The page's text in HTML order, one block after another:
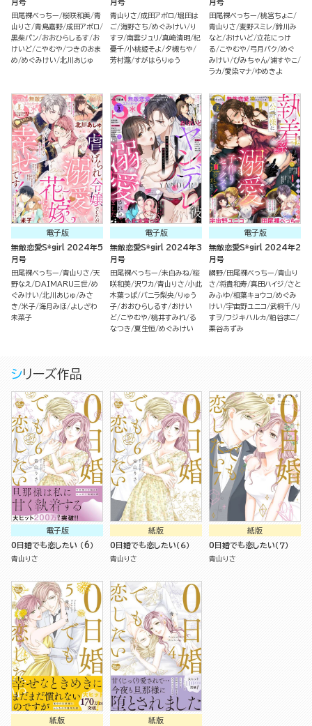
月号
田尾裸べっちー 桜咲和美 青
山りさ 青島嘉野 成田アポロ
黒柴パン おおひらしるす
お
けいど こやむや つきのおま
め めぐみけい 北川あじゅ
月号
青山りさ 成田アポロ 堀田は
ご 海野さち めぐみけい
り
すヲ 南雲ジュリ 真崎清明 杞
憂千 小桃姫そよ
夕槻ちや
芳村瀧 すがはらりゅう
月号
田尾裸べっちー 桃宮ちょこ
青山りさ 麦野スミレ 鈴川み
なと
おけいど 立花にっけ
る
こやむや 弓月バク めぐ
みけい ぴみちゃん 浦すやこ
ラカ 愛染マナ ゆめきよ
電子版
無敵恋愛S*girl 2024年5
月号
田尾裸べっちー 青山りさ 天
野なえ
DAIMARU三世 め
ぐみけい 北川あじゅ みさ
き 米子 海月みほ
よしざわ
未菜子
電子版
無敵恋愛S*girl 2024年3
月号
田尾裸べっちー 未白みね 桜
咲和美 沢ワカ 青山りさ 小此
木葉っぱ バニラ梨央 りゅう
子 おおひらしるす
おけい
ど こやむや 桃井すみれ る
なつき 夏生恒 めぐみけい
電子版
無敵恋愛S*girl 2024年2
月号
網野 田尾裸べっちー 青山り
さ 将貴和寿 真田ハイジ さと
みふゆ 相葉キョウコ めぐみ
けい 宇宙野ユニコ 武桐千 り
すヲ フジキハルカ 粕谷まこ
栗谷あずみ
シリーズ作品
電子版
0日婚でも恋したい （6）
青山りさ
紙版
0日婚でも恋したい（６）
青山りさ
紙版
0日婚でも恋したい（７）
青山りさ
紙版
紙版